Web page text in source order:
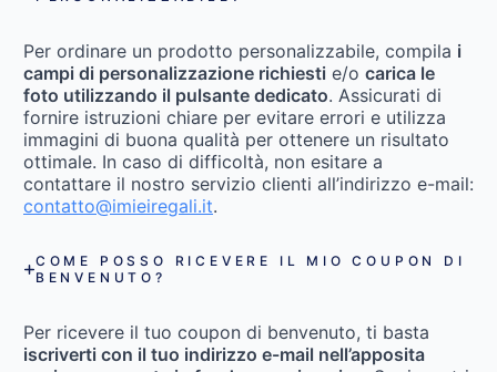
Per ordinare un prodotto personalizzabile, compila i
campi di personalizzazione richiesti e/o carica le
foto utilizzando il pulsante dedicato. Assicurati di
fornire istruzioni chiare per evitare errori e utilizza
immagini di buona qualità per ottenere un risultato
ottimale. In caso di difficoltà, non esitare a
contattare il nostro servizio clienti all’indirizzo e-mail:
contatto@imieiregali.it.
COME POSSO RICEVERE IL MIO COUPON DI
BENVENUTO?
Per ricevere il tuo coupon di benvenuto, ti basta
iscriverti con il tuo indirizzo e-mail nell’apposita